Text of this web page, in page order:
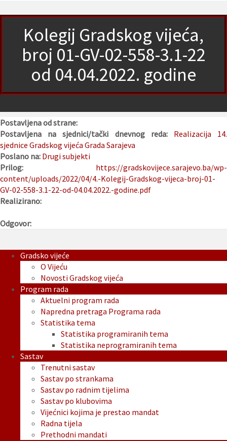
Kolegij Gradskog vijeća,
broj 01-GV-02-558-3.1-22
od 04.04.2022. godine
Postavljena od strane:
Postavljena na sjednici/tački dnevnog reda: Realizacija 14.
sjednice Gradskog vijeća Grada Sarajeva
Poslano na: Drugi subjekti
Prilog: https://gradskovijece.sarajevo.ba/wp-
content/uploads/2022/04/4.-Kolegij-Gradskog-vijeca-broj-01-
GV-02-558-3.1-22-od-04.04.2022.-godine.pdf
Realizirano:
Odgovor:
Gradsko vijeće
O Vijeću
Novosti Gradskog vijeća
Program rada
Aktuelni program rada
Napredna pretraga Programa rada
Statistika tema
Statistika programiranih tema
Statistika neprogramiranih tema
Sastav
Trenutni sastav
Sastav po strankama
Sastav po radnim tijelima
Sastav po klubovima
Vijećnici kojima je prestao mandat
Radna tijela
Prethodni mandati